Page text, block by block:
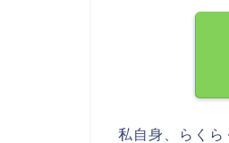
私自身、らく